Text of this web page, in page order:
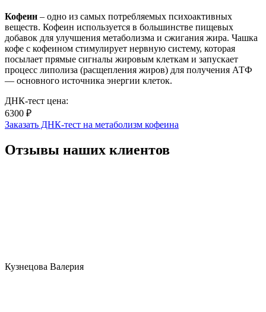
Кофеин – одно из самых потребляемых психоактивных
веществ. Кофеин используется в большинстве пищевых
добавок для улучшения метаболизма и сжигания жира. Чашка
кофе с кофеином стимулирует нервную систему, которая
посылает прямые сигналы жировым клеткам и запускает
процесс липолиза (расщепления жиров) для получения АТФ
— основного источника энергии клеток.
ДНК-тест цена:
6300 ₽
Заказать ДНК-тест на метаболизм кофеина
Отзывы наших клиентов
Кузнецова Валерия